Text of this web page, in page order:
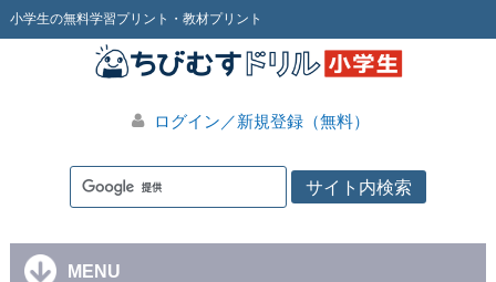
小学生の無料学習プリント・教材プリント
ログイン／新規登録（無料）
MENU